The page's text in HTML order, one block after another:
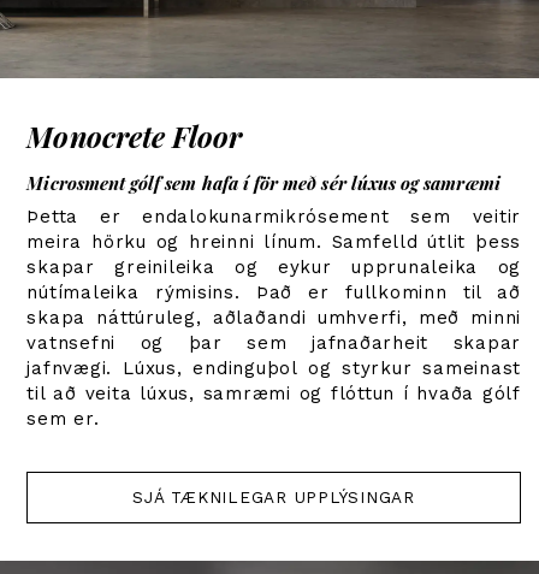
Monocrete Floor
Microsment gólf sem hafa í för með sér lúxus og samræmi
Þetta er endalokunarmikrósement sem veitir
meira hörku og hreinni línum. Samfelld útlit þess
skapar greinileika og eykur upprunaleika og
nútímaleika rýmisins. Það er fullkominn til að
skapa náttúruleg, aðlaðandi umhverfi, með minni
vatnsefni og þar sem jafnaðarheit skapar
jafnvægi. Lúxus, endinguþol og styrkur sameinast
til að veita lúxus, samræmi og flóttun í hvaða gólf
sem er.
SJÁ TÆKNILEGAR UPPLÝSINGAR